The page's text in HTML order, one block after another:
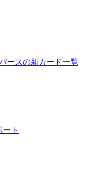
ースの新カード一覧
ト